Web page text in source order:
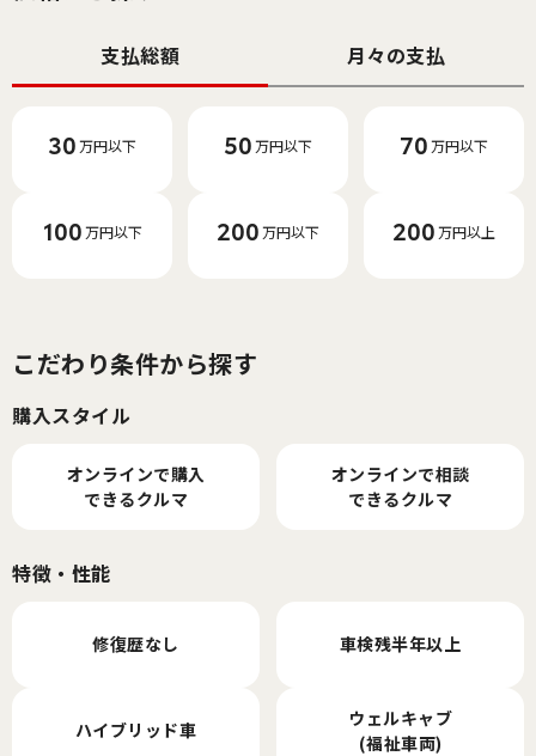
支払総額 月々の支払
30万円以下 50万円以下 70万円以下
100万円以下 200万円以下 200万円以上
こだわり条件から探す
購入スタイル
オンラインで購入
できるクルマ
オンラインで相談
できるクルマ
特徴・性能
修復歴なし 車検残半年以上
ハイブリッド車
ウェルキャブ
(福祉車両)